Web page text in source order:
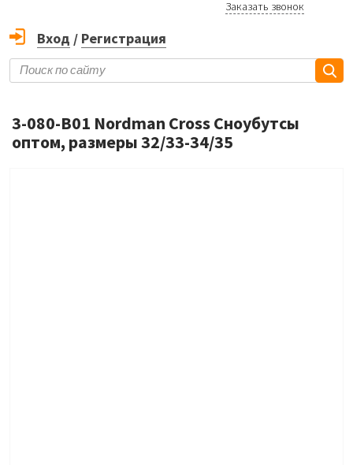
Заказать звонок
Вход / Регистрация
3-080-B01 Nordman Cross Сноубутсы
оптом, размеры 32/33-34/35